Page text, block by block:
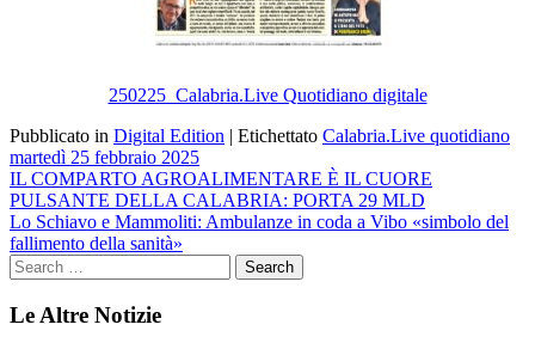
250225_Calabria.Live Quotidiano digitale
Pubblicato in Digital Edition | Etichettato Calabria.Live quotidiano
martedì 25 febbraio 2025
Navigazione
articoli
IL COMPARTO AGROALIMENTARE È IL CUORE
PULSANTE DELLA CALABRIA: PORTA 29 MLD
Lo Schiavo e Mammoliti: Ambulanze in coda a Vibo «simbolo del
fallimento della sanità»
Le Altre Notizie